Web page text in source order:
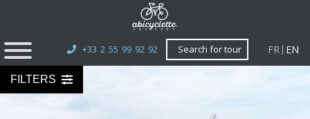
+33 2 55 99 92 92 Search for tour FR EN
FILTERS